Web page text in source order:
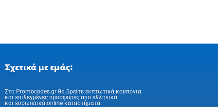
Σχετικά με εμάς:
Στo Promocodes.gr θα βρείτε εκπτωτικά κουπόνια
και επιλεγμένες προσφορές απο ελληνικά
και ευρωπαικά online καταστήματα